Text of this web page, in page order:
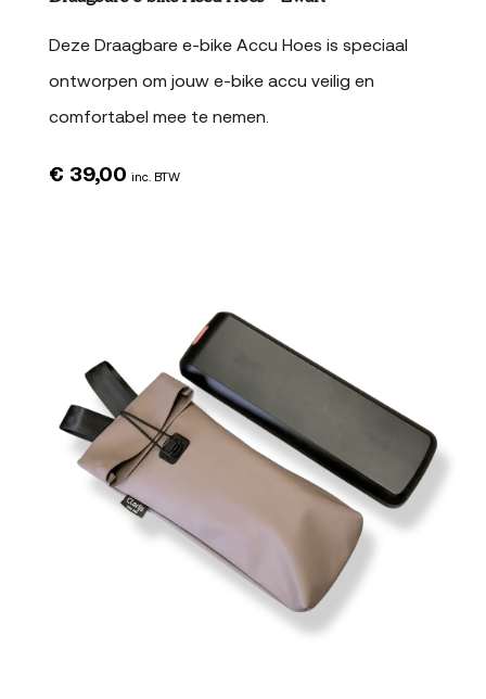
Deze Draagbare e-bike Accu Hoes is speciaal
ontworpen om jouw e-bike accu veilig en
comfortabel mee te nemen.
€ 39,00 inc. BTW